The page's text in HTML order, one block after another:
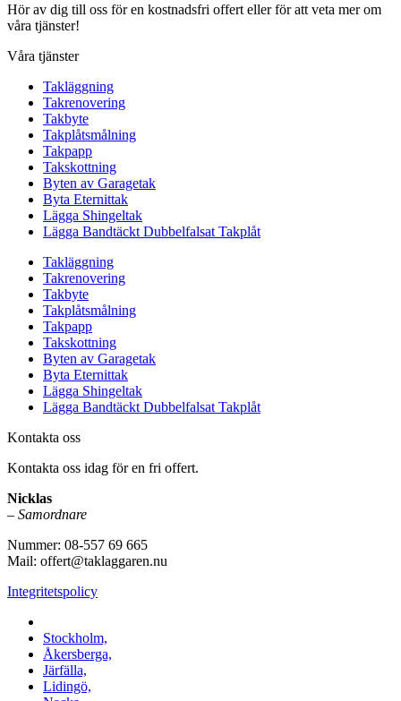
Hör av dig till oss för en kostnadsfri offert eller för att veta mer om
våra tjänster!
Våra tjänster
Takläggning
Takrenovering
Takbyte
Takplåtsmålning
Takpapp
Takskottning
Byten av Garagetak
Byta Eternittak
Lägga Shingeltak
Lägga Bandtäckt Dubbelfalsat Takplåt
Takläggning
Takrenovering
Takbyte
Takplåtsmålning
Takpapp
Takskottning
Byten av Garagetak
Byta Eternittak
Lägga Shingeltak
Lägga Bandtäckt Dubbelfalsat Takplåt
Kontakta oss
Kontakta oss idag för en fri offert.
Nicklas
– Samordnare
Nummer: 08-557 69 665
Mail: offert@taklaggaren.nu
Integritetspolicy
Stockholm,
Åkersberga,
Järfälla,
Lidingö,